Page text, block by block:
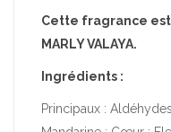
Cette fragrance est
MARLY VALAYA.
Ingrédients :
Principaux :